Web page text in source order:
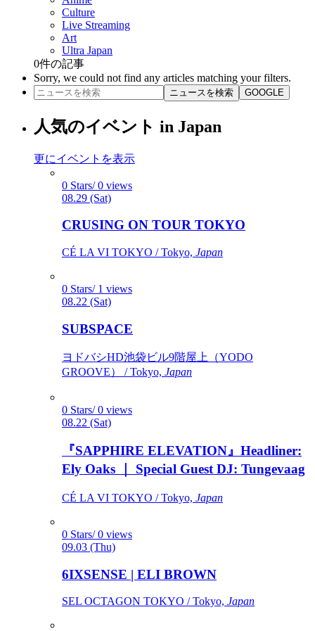
Culture
Live Streaming
Art
Ultra Japan
0件の記事
Sorry, we could not find any articles matching your filters.
ニュースを検索 GOOGLE
人気のイベント in Japan
更にイベントを表示
0 Stars/ 0 views
08.29 (Sat)
CRUSING ON TOUR TOKYO
CÉ LA VI TOKYO / Tokyo, Japan
0 Stars/ 1 views
08.22 (Sat)
SUBSPACE
ヨドバシHD池袋ビル9階屋上（YODO
GROOVE） / Tokyo, Japan
0 Stars/ 0 views
08.22 (Sat)
『SAPPHIRE ELEVATION』Headliner:
Ely Oaks ｜ Special Guest DJ: Tungevaag
CÉ LA VI TOKYO / Tokyo, Japan
0 Stars/ 0 views
09.03 (Thu)
6IXSENSE | ELI BROWN
SEL OCTAGON TOKYO / Tokyo, Japan